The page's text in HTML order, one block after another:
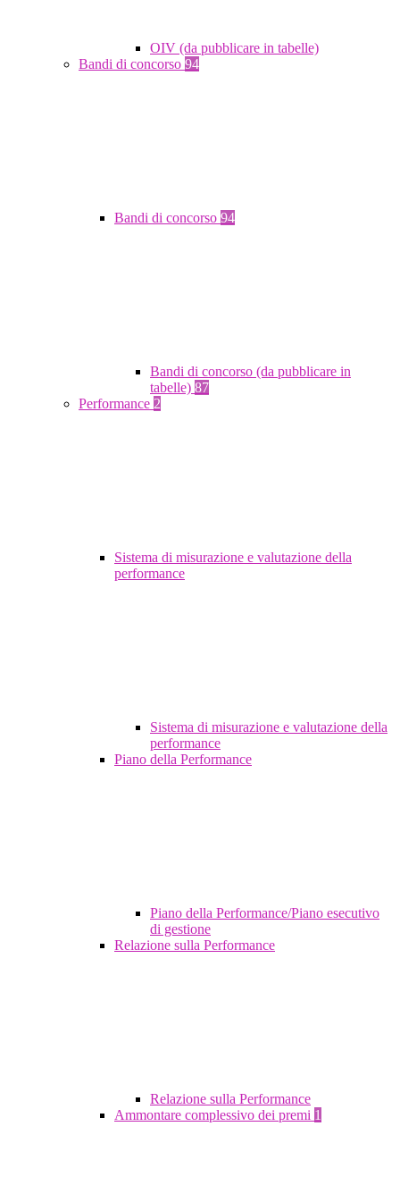
OIV (da pubblicare in tabelle)
Bandi di concorso 94
Bandi di concorso 94
Bandi di concorso (da pubblicare in
tabelle) 87
Performance 2
Sistema di misurazione e valutazione della
performance
Sistema di misurazione e valutazione della
performance
Piano della Performance
Piano della Performance/Piano esecutivo
di gestione
Relazione sulla Performance
Relazione sulla Performance
Ammontare complessivo dei premi 1